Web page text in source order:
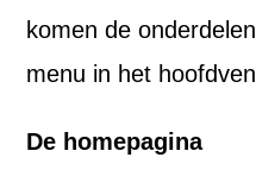
komen de
menu in het
De homepagina